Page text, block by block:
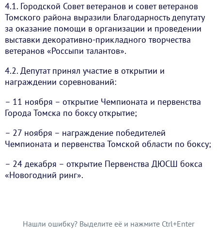
4.1. Городской Совет ветеранов и совет ветеранов
Томского района выразили Благодарность депутату
за оказание помощи в организации и проведении
выставки декоративно-прикладного творчества
ветеранов «Россыпи талантов».
4.2. Депутат принял участие в открытии и
награждении соревнований:
– 11 ноября – открытие Чемпионата и первенства
Города Томска по боксу открытие;
– 27 ноября – награждение победителей
Чемпионата и первенства Томской области по боксу;
– 24 декабря – открытие Первенства ДЮСШ бокса
«Новогодний ринг».
Нашли ошибку? Выделите её и нажмите Ctrl+Enter